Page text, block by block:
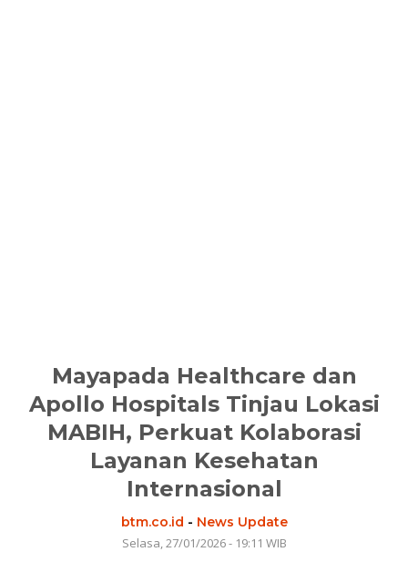
Mayapada Healthcare dan
Apollo Hospitals Tinjau Lokasi
MABIH, Perkuat Kolaborasi
Layanan Kesehatan
Internasional
btm.co.id - News Update
Selasa, 27/01/2026 - 19:11 WIB